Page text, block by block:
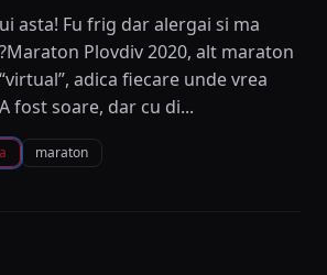
asta! Fu frig dar alergai si ma
Plovdiv 2020, alt maraton
adica fiecare unde vrea
fost soare, dar cu di...
maraton